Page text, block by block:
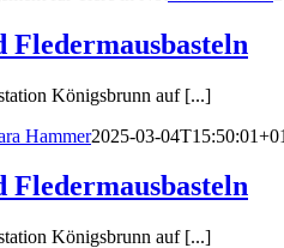
Fledermausbasteln
Königsbrunn auf [...]
Hammer2025-03-
Fledermausbasteln
Königsbrunn auf [...]